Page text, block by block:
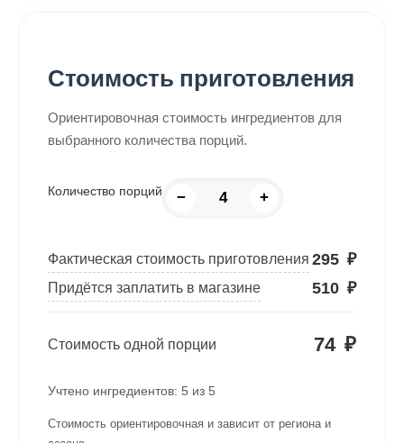
Стоимость приготовления
Ориентировочная стоимость ингредиентов для
выбранного количества порций.
Количество порций − +
Фактическая стоимость приготовления 295 ₽
Придётся заплатить в магазине 510 ₽
Стоимость одной порции 74 ₽
Учтено ингредиентов: 5 из 5
Стоимость ориентировочная и зависит от региона и